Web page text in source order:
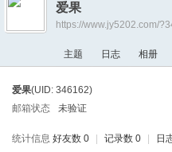
› ›
爱果
https://www.jy5202.com/
主题 日志 相册
爱果(UID: 346162)
邮箱状态
未验证
统计信息 好友数 0 记录数 0 日